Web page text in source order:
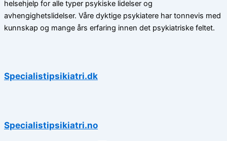
helsehjelp for alle typer psykiske lidelser og
avhengighetslidelser. Våre dyktige psykiatere har tonnevis med
kunnskap og mange års erfaring innen det psykiatriske feltet.
Specialistipsikiatri.dk
Specialistipsikiatri.no